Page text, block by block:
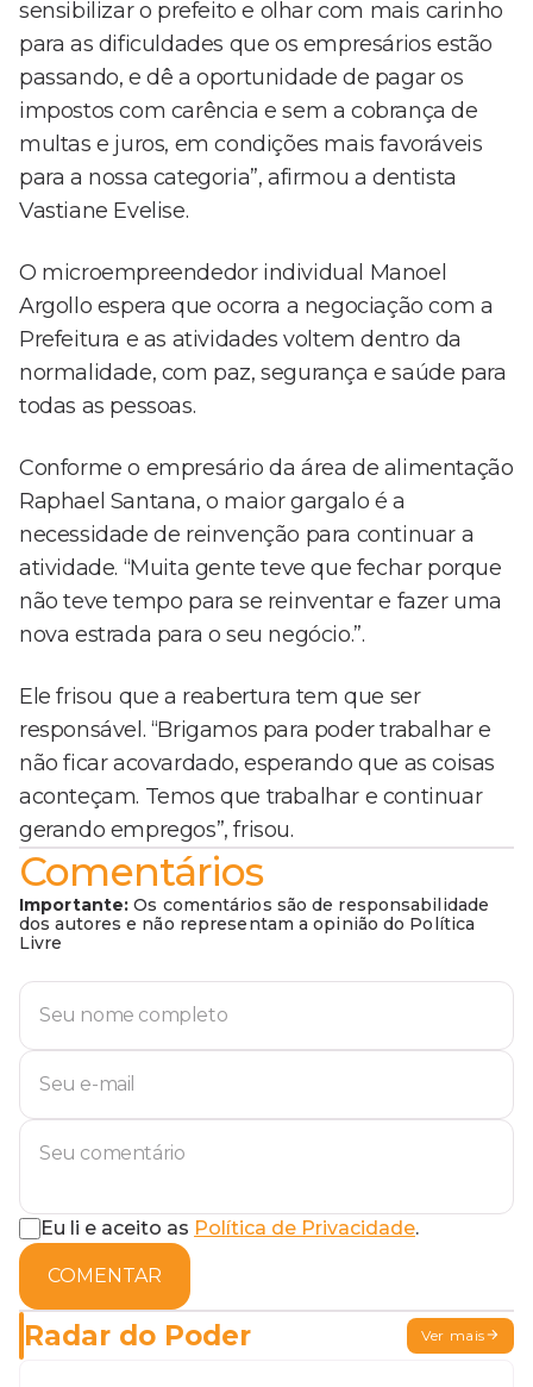
sensibilizar o prefeito e olhar com mais carinho
para as dificuldades que os empresários estão
passando, e dê a oportunidade de pagar os
impostos com carência e sem a cobrança de
multas e juros, em condições mais favoráveis
para a nossa categoria”, afirmou a dentista
Vastiane Evelise.
O microempreendedor individual Manoel
Argollo espera que ocorra a negociação com a
Prefeitura e as atividades voltem dentro da
normalidade, com paz, segurança e saúde para
todas as pessoas.
Conforme o empresário da área de alimentação
Raphael Santana, o maior gargalo é a
necessidade de reinvenção para continuar a
atividade. “Muita gente teve que fechar porque
não teve tempo para se reinventar e fazer uma
nova estrada para o seu negócio.”.
Ele frisou que a reabertura tem que ser
responsável. “Brigamos para poder trabalhar e
não ficar acovardado, esperando que as coisas
aconteçam. Temos que trabalhar e continuar
gerando empregos”, frisou.
Comentários
Importante: Os comentários são de responsabilidade
dos autores e não representam a opinião do Política
Livre
Eu li e aceito as Política de Privacidade.
COMENTAR
Radar do Poder Ver mais